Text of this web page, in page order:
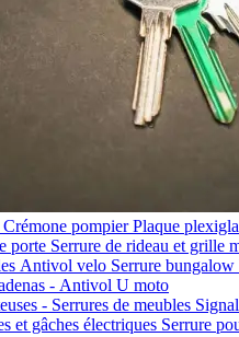
pompierPlaque
porte Serrure de rideau et grille
Antivol velo Serrure bungalow
- Antivol U moto
- Serrures de meubles
et gâches électriques Serrure